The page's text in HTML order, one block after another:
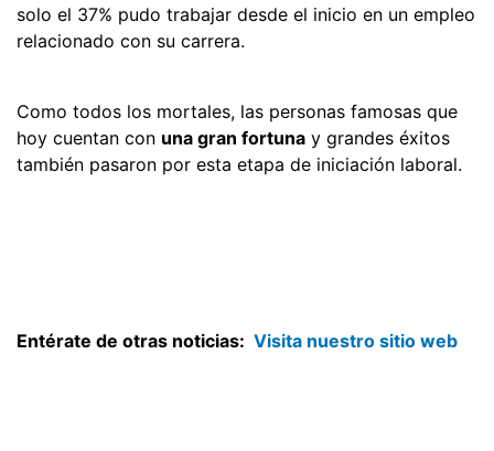
solo el 37% pudo trabajar desde el inicio en un empleo
relacionado con su carrera.
Como todos los mortales, las personas famosas que
hoy cuentan con una gran fortuna y grandes éxitos
también pasaron por esta etapa de iniciación laboral.
Entérate de otras noticias: Visita nuestro sitio web